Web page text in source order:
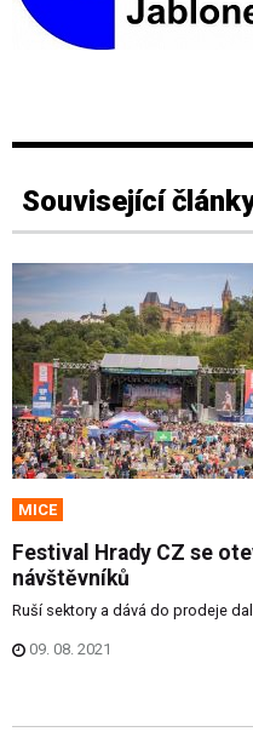
Související
MICE
Festival Hrady CZ se
návštěvníků
Ruší sektory a dává do prodeje
09. 08. 2021